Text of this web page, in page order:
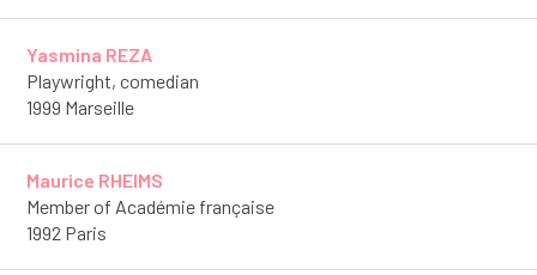
Yasmina REZA
Playwright, comedian
1999 Marseille
Maurice RHEIMS
Member of Académie française
1992 Paris